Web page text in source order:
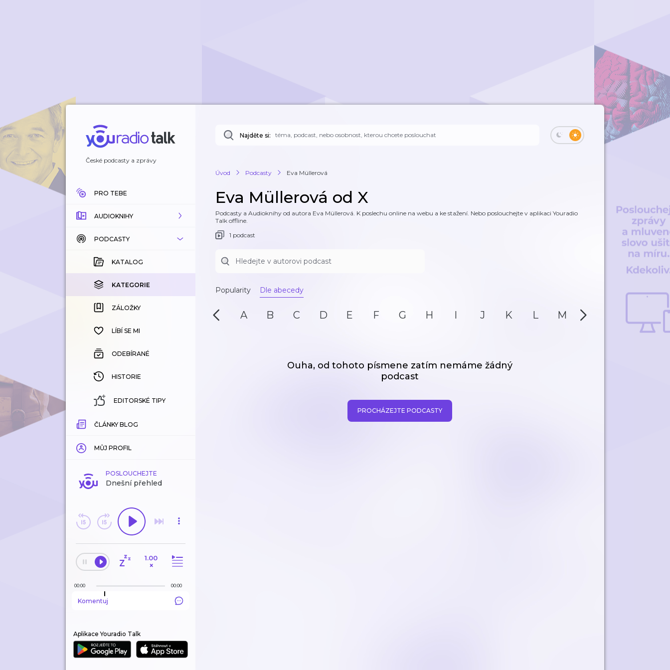
České podcasty a zprávy
PRO TEBE
AUDIOKNIHY
KATALOG
KOUPENÉ
KATEGORIE
ZÁLOŽKY
HISTORIE
PODCASTY
KATALOG
KATEGORIE
ZÁLOŽKY
LÍBÍ SE MI
ODEBÍRANÉ
HISTORIE
EDITORSKÉ TIPY
ČLÁNKY BLOG
MŮJ PROFIL
POSLOUCHEJTE
Dnešní přehled
1.00
×
00:00 00:00
Komentuj
Aplikace Youradio Talk
Najděte si:
Úvod Podcasty Eva Müllerová
Eva Müllerová od X
Podcasty a Audioknihy od autora Eva Müllerová. K poslechu online na webu a ke stažení. Nebo poslouchejte v aplikaci Youradio
Talk offline.
1 podcast
Popularity Dle abecedy
A B C D E F G H I J K L M N
Ouha, od tohoto písmene zatím nemáme žádný
podcast
PROCHÁZEJTE PODCASTY